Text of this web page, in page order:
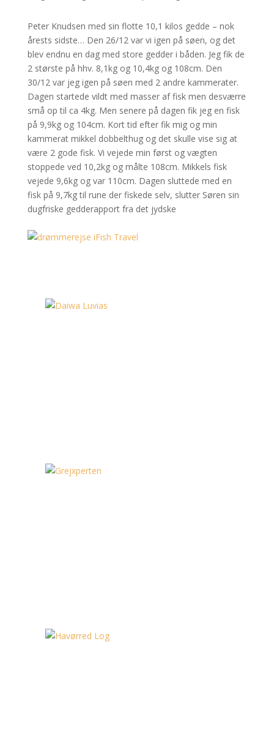
Peter Knudsen med sin flotte 10,1 kilos gedde – nok
årests sidste… Den 26/12 var vi igen på søen, og det
blev endnu en dag med store gedder i båden. Jeg fik de
2 største på hhv. 8,1kg og 10,4kg og 108cm. Den
30/12 var jeg igen på søen med 2 andre kammerater.
Dagen startede vildt med masser af fisk men desværre
små op til ca 4kg. Men senere på dagen fik jeg en fisk
på 9,9kg og 104cm. Kort tid efter fik mig og min
kammerat mikkel dobbelthug og det skulle vise sig at
være 2 gode fisk. Vi vejede min først og vægten
stoppede ved 10,2kg og målte 108cm. Mikkels fisk
vejede 9,6kg og var 110cm. Dagen sluttede med en
fisk på 9,7kg til rune der fiskede selv, slutter Søren sin
dugfriske gedderapport fra det jydske